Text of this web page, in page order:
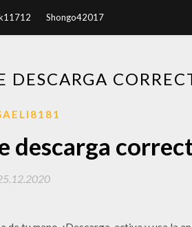
Shongo42017
descarga